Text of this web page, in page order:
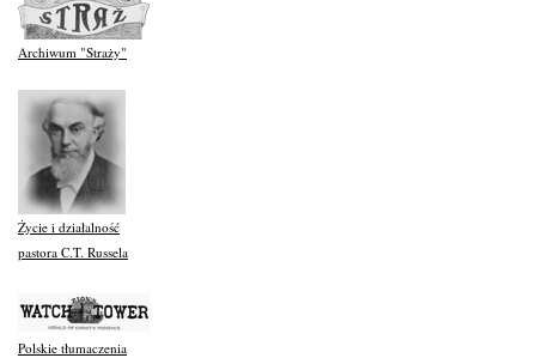
Archiwum "Straży"
Życie i działalność
pastora C.T. Russela
Polskie tłumaczenia